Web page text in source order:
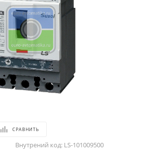
СРАВНИТЬ
Внутрений код: LS-101009500